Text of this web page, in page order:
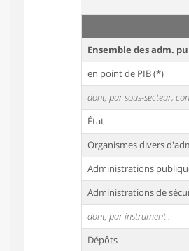
Ensemble des adm.
en point de PIB (*)
dont, par sous-secteur,
État
Organismes divers
Administrations
Administrations de
dont, par instrument :
Dépôts